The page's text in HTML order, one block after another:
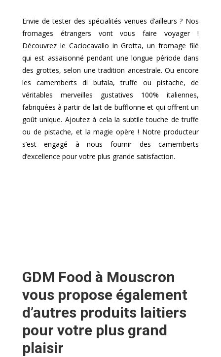
Envie de tester des spécialités venues d’ailleurs ? Nos
fromages étrangers vont vous faire voyager !
Découvrez le Caciocavallo in Grotta, un fromage filé
qui est assaisonné pendant une longue période dans
des grottes, selon une tradition ancestrale. Ou encore
les camemberts di bufala, truffe ou pistache, de
véritables merveilles gustatives 100% italiennes,
fabriquées à partir de lait de bufflonne et qui offrent un
goût unique. Ajoutez à cela la subtile touche de truffe
ou de pistache, et la magie opère ! Notre producteur
s’est engagé à nous fournir des camemberts
d’excellence pour votre plus grande satisfaction.
GDM Food à Mouscron
vous propose également
d’autres produits laitiers
pour votre plus grand
plaisir